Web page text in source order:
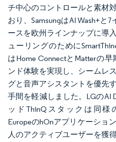
チ中心のコントロールと素材
おり、SamsungはAI Wash+と
ースを欧州ラインナップに導
ューリングのために
はHome ConnectとMatterの
ンド体験を実現し、シームレ
グと音声アシスタントを優先
手間を軽減しました。LGのAI
ッドThinQスタックは同様
EuropeのhOnアプリケーショ
人のアクティブユーザーを獲